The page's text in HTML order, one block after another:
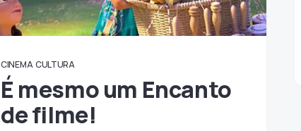
CINEMA CULTURA
É mesmo um Encanto
de filme!